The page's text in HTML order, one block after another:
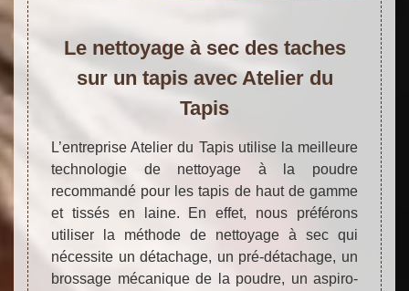
Le nettoyage à sec des taches
sur un tapis avec Atelier du
Tapis
L’entreprise Atelier du Tapis utilise la meilleure
technologie de nettoyage à la poudre
recommandé pour les tapis de haut de gamme
et tissés en laine. En effet, nous préférons
utiliser la méthode de nettoyage à sec qui
nécessite un détachage, un pré-détachage, un
brossage mécanique de la poudre, un aspiro-